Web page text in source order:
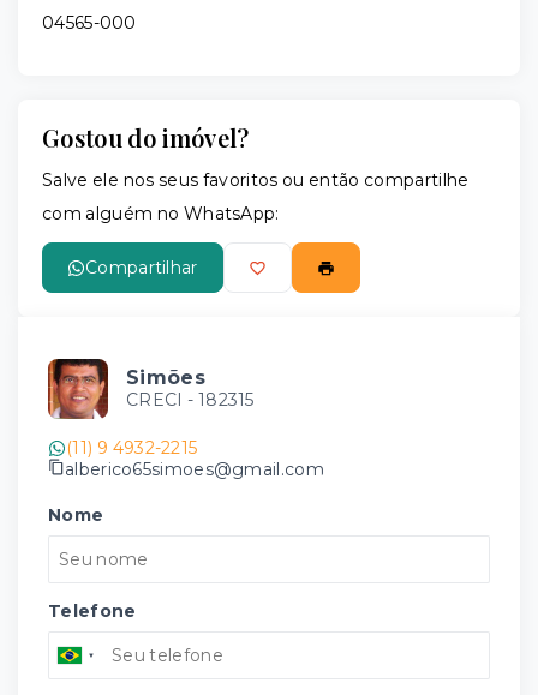
04565-000
Gostou do imóvel?
Salve ele nos seus favoritos ou então compartilhe
com alguém no WhatsApp:
Compartilhar
Simões
CRECI - 182315
(11) 9 4932-2215
alberico65simoes@gmail.com
Nome
Telefone